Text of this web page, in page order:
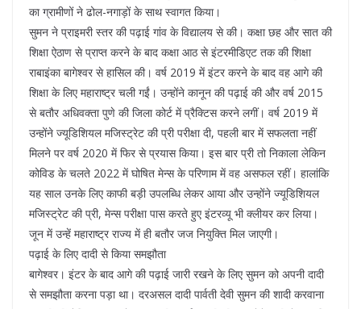
का ग्रामीणों ने ढोल-नगाड़ों के साथ स्वागत किया।
सुमन ने प्राइमरी स्तर की पढ़ाई गांव के विद्यालय से की। कक्षा छह और सात की
शिक्षा ऐठाण से प्राप्त करने के बाद कक्षा आठ से इंटरमीडिएट तक की शिक्षा
राबाइंका बागेश्वर से हासिल की। वर्ष 2019 में इंटर करने के बाद वह आगे की
शिक्षा के लिए महाराष्ट्र चली गईं। उन्होंने कानून की पढ़ाई की और वर्ष 2015
से बतौर अधिवक्ता पुणे की जिला कोर्ट में प्रैक्टिस करने लगीं। वर्ष 2019 में
उन्होंने ज्यूडिशियल मजिस्ट्रेट की प्री परीक्षा दी, पहली बार में सफलता नहीं
मिलने पर वर्ष 2020 में फिर से प्रयास किया। इस बार प्री तो निकाला लेकिन
कोविड के चलते 2022 में घोषित मेन्स के परिणाम में वह असफल रहीं। हालांकि
यह साल उनके लिए काफी बड़ी उपलब्धि लेकर आया और उन्होंने ज्यूडिशियल
मजिस्ट्रेट की प्री, मेन्स परीक्षा पास करते हुए इंटरव्यू भी क्लीयर कर लिया।
जून में उन्हें महाराष्ट्र राज्य में ही बतौर जज नियुक्ति मिल जाएगी।
पढ़ाई के लिए दादी से किया समझौता
बागेश्वर। इंटर के बाद आगे की पढ़ाई जारी रखने के लिए सुमन को अपनी दादी
से समझौता करना पड़ा था। दरअसल दादी पार्वती देवी सुमन की शादी करवाना